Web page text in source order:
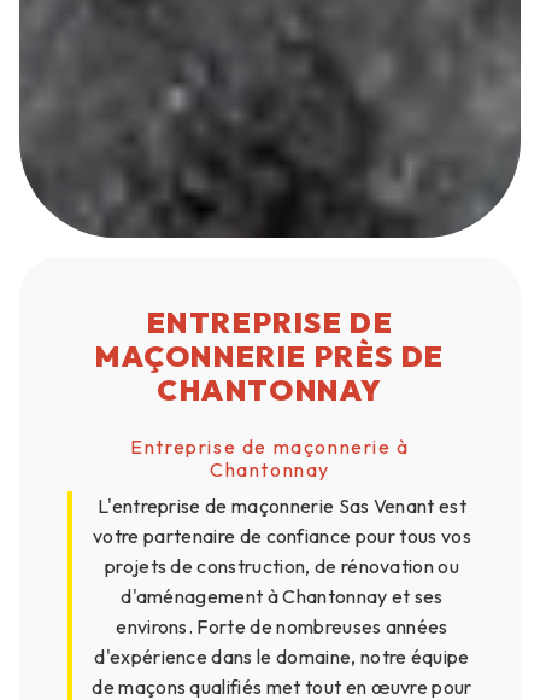
ENTREPRISE DE
MAÇONNERIE PRÈS DE
CHANTONNAY
Entreprise de maçonnerie à
Chantonnay
L'entreprise de maçonnerie Sas Venant est
votre partenaire de confiance pour tous vos
projets de construction, de rénovation ou
d'aménagement à Chantonnay et ses
environs. Forte de nombreuses années
d'expérience dans le domaine, notre équipe
de maçons qualifiés met tout en œuvre pour